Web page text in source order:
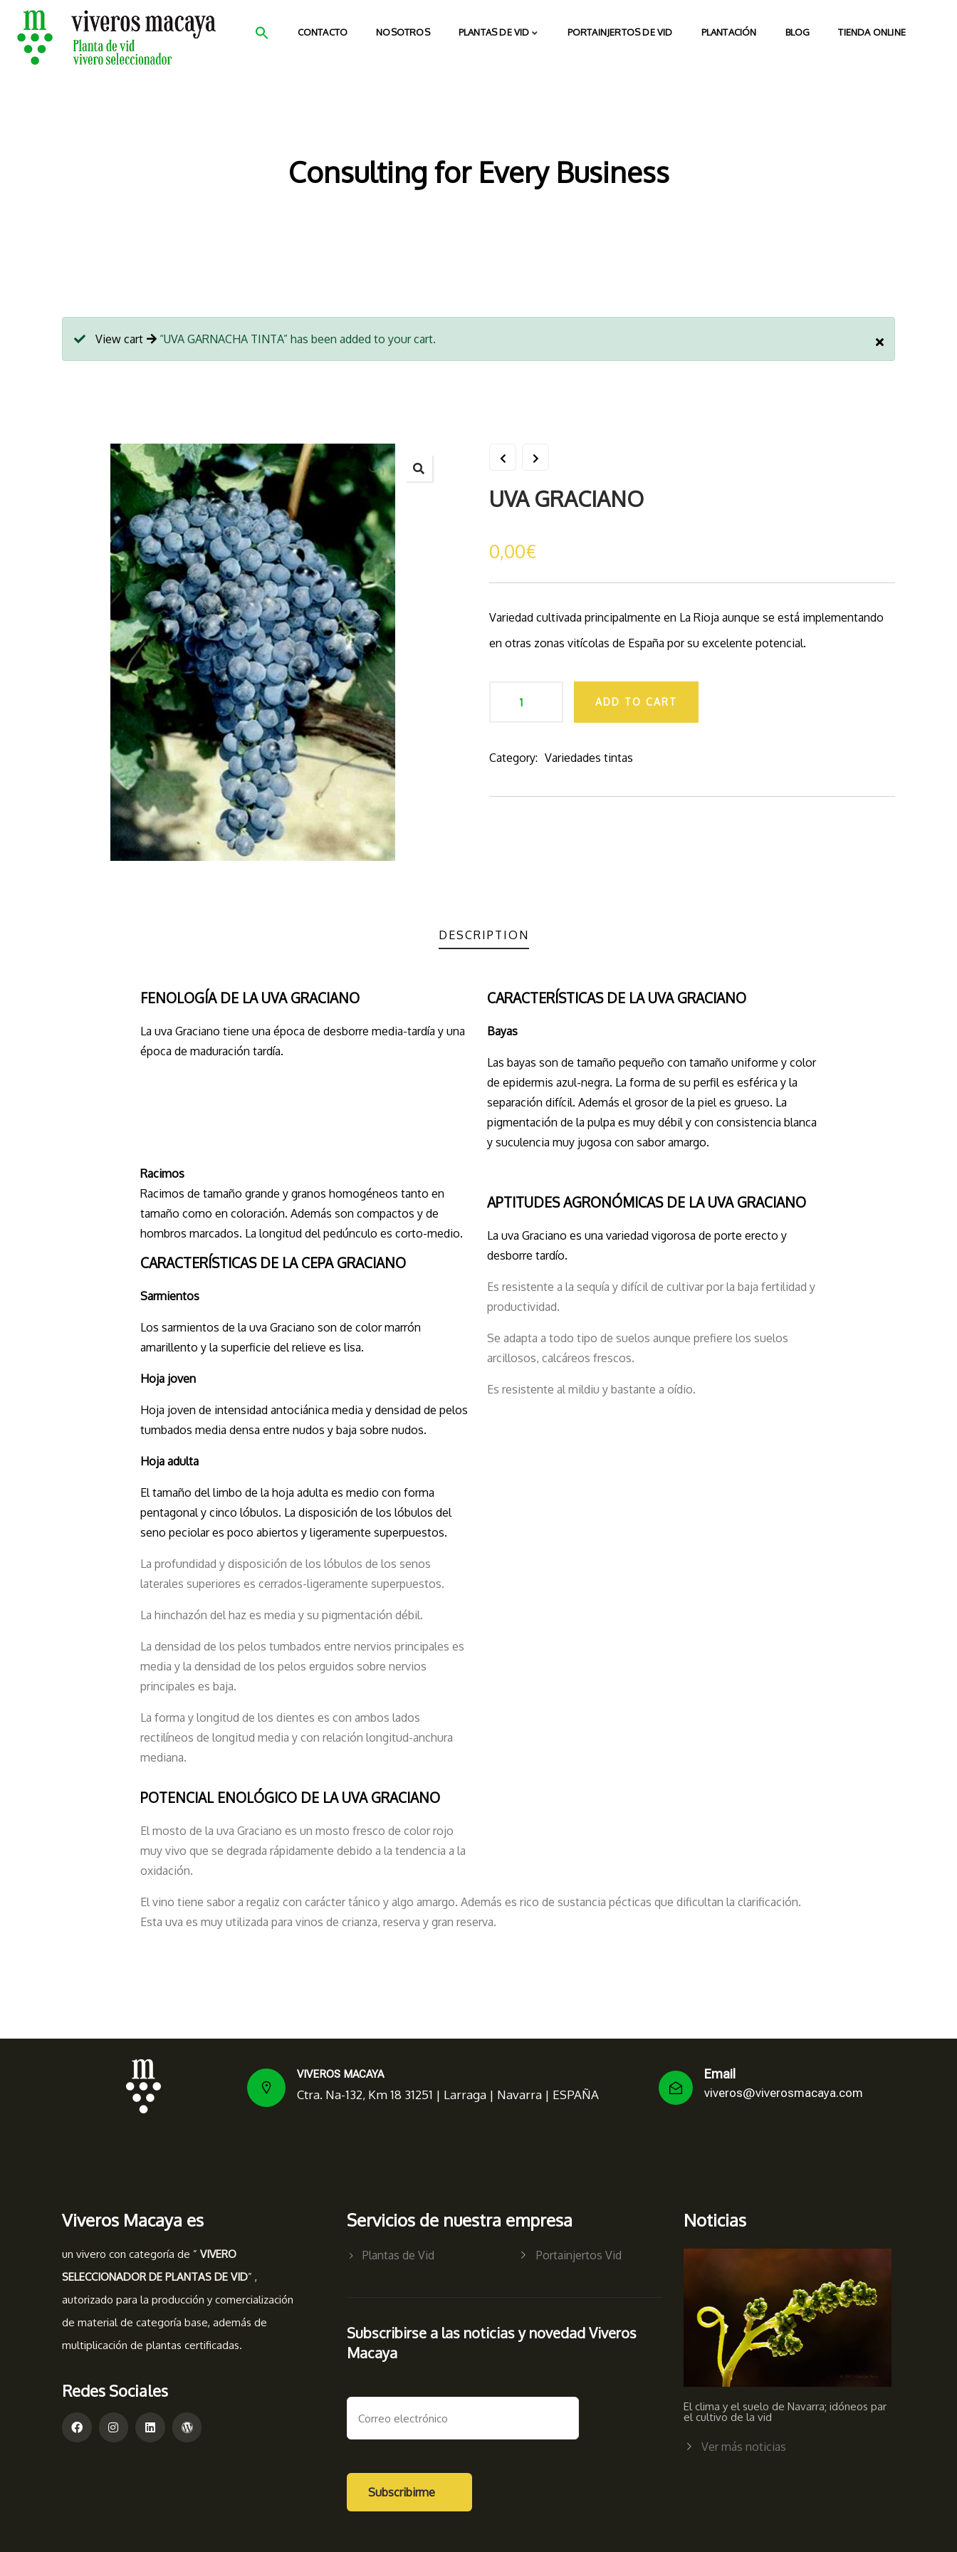
CONTACTO NOSOTROS PLANTAS DE VID PORTAINJERTOS DE VID PLANTACIÓN BLOG TIENDA ONLINE
Consulting for Every Business
View cart “UVA GARNACHA TINTA” has been added to your cart.
UVA GRACIANO
0,00€
Variedad cultivada principalmente en La Rioja aunque se está implementando
en otras zonas vitícolas de España por su excelente potencial.
ADD TO CART
Category: Variedades tintas
DESCRIPTION
FENOLOGÍA DE LA UVA GRACIANO
La uva Graciano tiene una época de desborre media-tardía y una
época de maduración tardía.
CARACTERÍSTICAS DE LA UVA GRACIANO
Bayas
Las bayas son de tamaño pequeño con tamaño uniforme y color
de epidermis azul-negra. La forma de su perfil es esférica y la
separación difícil. Además el grosor de la piel es grueso. La
pigmentación de la pulpa es muy débil y con consistencia blanca
y suculencia muy jugosa con sabor amargo.
Racimos
Racimos de tamaño grande y granos homogéneos tanto en
tamaño como en coloración. Además son compactos y de
hombros marcados. La longitud del pedúnculo es corto-medio.
CARACTERÍSTICAS DE LA CEPA GRACIANO
Sarmientos
Los sarmientos de la uva Graciano son de color marrón
amarillento y la superficie del relieve es lisa.
Hoja joven
Hoja joven de intensidad antociánica media y densidad de pelos
tumbados media densa entre nudos y baja sobre nudos.
Hoja adulta
El tamaño del limbo de la hoja adulta es medio con forma
pentagonal y cinco lóbulos. La disposición de los lóbulos del
seno peciolar es poco abiertos y ligeramente superpuestos.
La profundidad y disposición de los lóbulos de los senos
laterales superiores es cerrados-ligeramente superpuestos.
La hinchazón del haz es media y su pigmentación débil.
La densidad de los pelos tumbados entre nervios principales es
media y la densidad de los pelos erguidos sobre nervios
principales es baja.
La forma y longitud de los dientes es con ambos lados
rectilíneos de longitud media y con relación longitud-anchura
mediana.
APTITUDES AGRONÓMICAS DE LA UVA GRACIANO
La uva Graciano es una variedad vigorosa de porte erecto y
desborre tardío.
Es resistente a la sequía y difícil de cultivar por la baja fertilidad y
productividad.
Se adapta a todo tipo de suelos aunque prefiere los suelos
arcillosos, calcáreos frescos.
Es resistente al mildiu y bastante a oídio.
POTENCIAL ENOLÓGICO DE LA UVA GRACIANO
El mosto de la uva Graciano es un mosto fresco de color rojo
muy vivo que se degrada rápidamente debido a la tendencia a la
oxidación.
El vino tiene sabor a regaliz con carácter tánico y algo amargo. Además es rico de sustancia pécticas que dificultan la clarificación.
Esta uva es muy utilizada para vinos de crianza, reserva y gran reserva.
VIVEROS MACAYA
Ctra. Na-132, Km 18 31251 | Larraga | Navarra | ESPAÑA
Email
viveros@viverosmacaya.com
Viveros Macaya es
un vivero con categoría de ” VIVERO
SELECCIONADOR DE PLANTAS DE VID” ,
autorizado para la producción y comercialización
de material de categoría base, además de
multiplicación de plantas certificadas.
Redes Sociales
Servicios de nuestra empresa
Plantas de Vid Portainjertos Vid
Subscribirse a las noticias y novedad Viveros
Macaya
Noticias
El clima y el suelo de Navarra; idóneos par
el cultivo de la vid
Ver más noticias